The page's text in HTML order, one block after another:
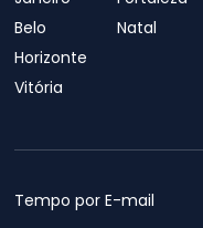
Belo
Horizonte
Vitória
Natal
Tempo por E-mail